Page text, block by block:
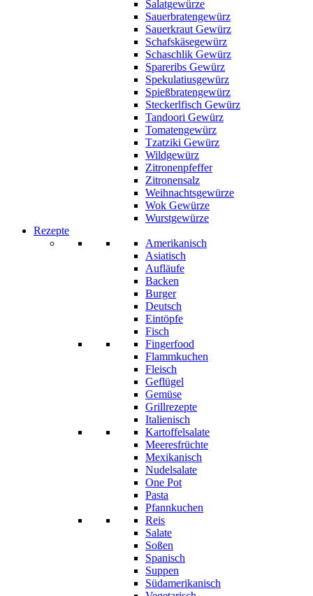
Salatgewürze
Sauerbratengewürz
Sauerkraut Gewürz
Schafskäsegewürz
Schaschlik Gewürz
Spareribs Gewürz
Spekulatiusgewürz
Spießbratengewürz
Steckerlfisch Gewürz
Tandoori Gewürz
Tomatengewürz
Tzatziki Gewürz
Wildgewürz
Zitronenpfeffer
Zitronensalz
Weihnachtsgewürze
Wok Gewürze
Wurstgewürze
Rezepte
Amerikanisch
Asiatisch
Aufläufe
Backen
Burger
Deutsch
Eintöpfe
Fisch
Fingerfood
Flammkuchen
Fleisch
Geflügel
Gemüse
Grillrezepte
Italienisch
Kartoffelsalate
Meeresfrüchte
Mexikanisch
Nudelsalate
One Pot
Pasta
Pfannkuchen
Reis
Salate
Soßen
Spanisch
Suppen
Südamerikanisch